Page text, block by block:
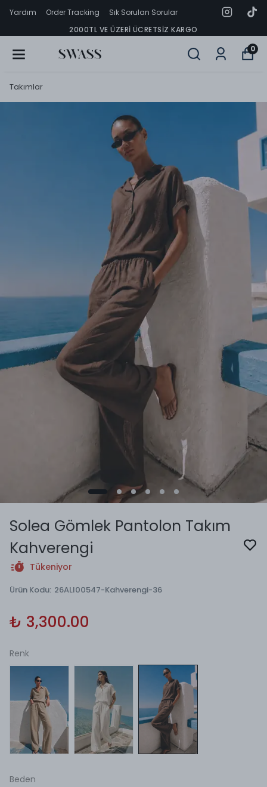
Yardım Order Tracking
Sık Sorulan Sorular
2000TL VE ÜZERI ÜCRETSIZ KARGO
0
Takımlar
Solea Gömlek Pantolon Takım
Kahverengi
Tükeniyor
Ürün Kodu: 26ALI00547-Kahverengi-36
₺ 3,300.00
Renk
Beden